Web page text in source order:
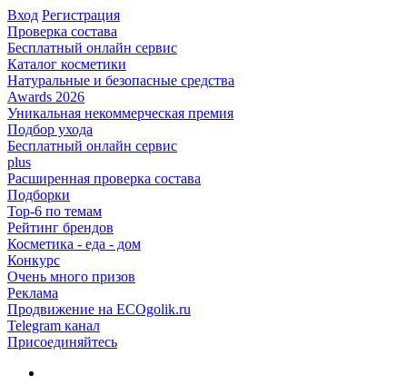
Вход Регистрация
Проверка состава
Бесплатный онлайн сервис
Каталог косметики
Натуральные и безопасные средства
Awards 2026
Уникальная некоммерческая премия
Подбор ухода
Бесплатный онлайн сервис
plus
Расширенная проверка состава
Подборки
Top-6 по темам
Рейтинг брендов
Косметика - еда - дом
Конкурс
Очень много призов
Реклама
Продвижение на ECOgolik.ru
Telegram канал
Присоединяйтесь